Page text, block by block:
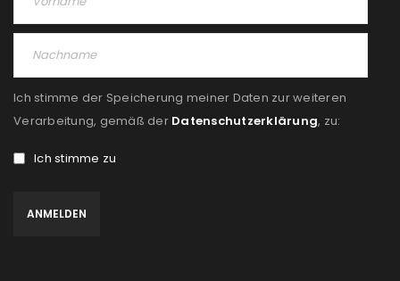
Ich stimme der Speicherung meiner Daten zur weiteren
Verarbeitung, gemäß der Datenschutzerklärung, zu:
Ich stimme zu